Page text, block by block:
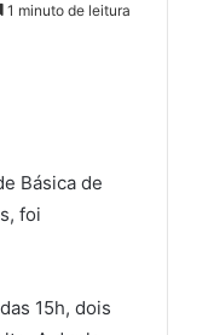
1 minuto de leitura
Básica de
foi
15h, dois